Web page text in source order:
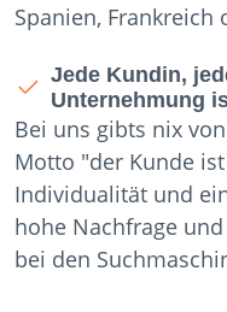
Spanien, Frankreich
Jede Kundin,
Unternehmung
Bei uns gibts nix
Motto "der Kunde
Individualität und
hohe Nachfrage
bei den